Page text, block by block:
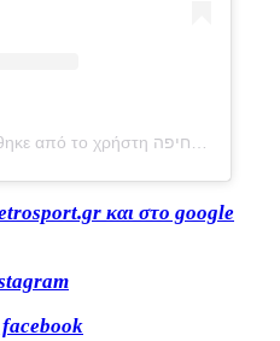
και στο google
facebook